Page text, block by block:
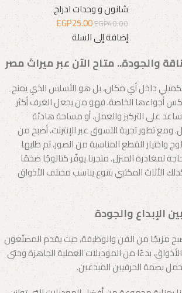
شانون و وحدات ادراج
EGP40.00
EGP25.00
إضافة إلى السلة
والجودة.. متاح الآن عبر ميراث مصر
داخل أي مكان، بل هو الأساس الذي يمنح
أجواءها الخاصة. فهو من يجعل الغرف أكثر
على التركيز والعمل، أو مساحة هادئة
ومع تطور تجربة التسوق عبر الإنترنت، أصبح من
واختيار القطع المناسبة من الصور، ثم طلبها
لمغادرة المنزل. متجرنا يوفّر كتالوجًا ضخمًا
الأثاث المكتبي بتنوع يناسب مختلف الأذواق
الإبداع والجودة
مزيجًا من الفن والوظيفة، حيث يقدم المصنّعون
بدءًا من الموديلات العملية الجاهزة وحتى
بصمة الحرفيين المبدعين.